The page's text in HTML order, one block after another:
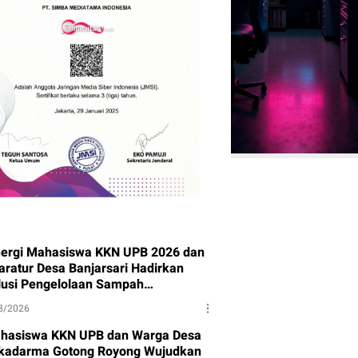
Mahasiswa KKN UPB 2026 dan
Desa Banjarsari Hadirkan
Pengelolaan Sampah
2026
KKN UPB dan Warga Desa
Gotong Royong Wujudkan